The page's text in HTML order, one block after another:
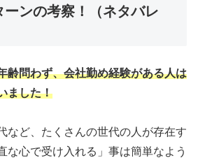
ーンの考察！（ネタバレ
齢問わず、会社勤め経験がある人は
ました！
など、たくさんの世代の人が存在す
な心で受け入れる」事は簡単なよう